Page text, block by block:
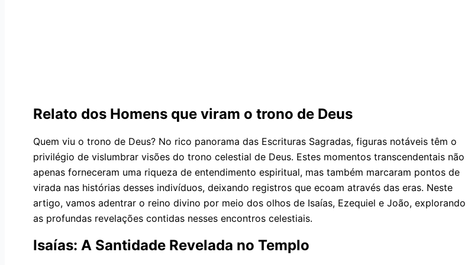
Relato dos Homens que viram o trono de Deus
Quem viu o trono de Deus? No rico panorama das Escrituras Sagradas, figuras notáveis têm o
privilégio de vislumbrar visões do trono celestial de Deus. Estes momentos transcendentais não
apenas forneceram uma riqueza de entendimento espiritual, mas também marcaram pontos de
virada nas histórias desses indivíduos, deixando registros que ecoam através das eras. Neste
artigo, vamos adentrar o reino divino por meio dos olhos de Isaías, Ezequiel e João, explorando
as profundas revelações contidas nesses encontros celestiais.
Isaías: A Santidade Revelada no Templo